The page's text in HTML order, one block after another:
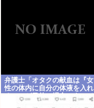
弁護士「オタクの献血は『女
性の体内に自分の体液を入れ
る』のが目的。場合によって
は不同意性交罪に当たる」